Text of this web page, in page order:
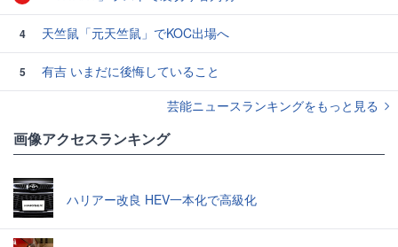
4 天竺鼠「元天竺鼠」でKOC出場へ
5
有吉 いまだに後悔していること
芸能ニュースランキングをもっと見る
画像アクセスランキング
ハリアー改良 HEV一本化で高級化